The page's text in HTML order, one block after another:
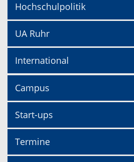
Hochschulpolitik
UA Ruhr
International
Campus
Start-ups
Termine